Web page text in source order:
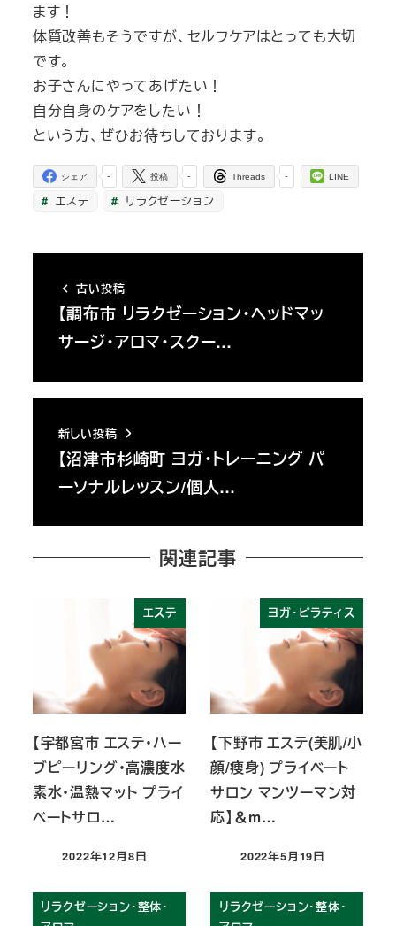
ます！
体質改善もそうですが、セルフケアはとっても大切
です。
お子さんにやってあげたい！
自分自身のケアをしたい！
という方、ぜひお待ちしております。
-
シェア -
投稿 -
Threads LINE
エステ リラクゼーション
古い投稿
【調布市 リラクゼーション・ヘッドマッ
サージ・アロマ・スクー…
新しい投稿
【沼津市杉崎町 ヨガ・トレーニング パ
ーソナルレッスン/個人…
関連記事
エステ
【宇都宮市 エステ・ハー
ブピーリング・高濃度水
素水・温熱マット プライ
ベートサロ…
投稿日
2022年12月8日
ヨガ・ピラティス
【下野市 エステ(美肌/小
顔/痩身) プライベート
サロン マンツーマン対
応】＆m…
投稿日
2022年5月19日
リラクゼーション・整体・
リラクゼーション・整体・